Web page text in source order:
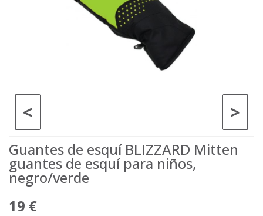
>
<
Guantes de esquí BLIZZARD Mitten
guantes de esquí para niños,
negro/verde
19 €